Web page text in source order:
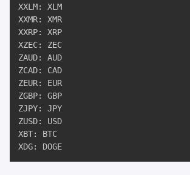
XXLM: XLM
XXMR: XMR
XXRP: XRP
XZEC: ZEC
ZAUD: AUD
ZCAD: CAD
ZEUR: EUR
ZGBP: GBP
ZJPY: JPY
ZUSD: USD
XBT: BTC
XDG: DOGE